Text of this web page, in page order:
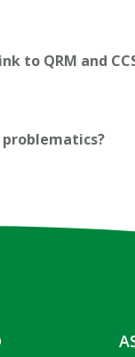
to QRM and